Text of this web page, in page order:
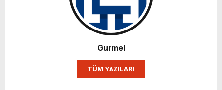
Karın yüzde 25’i Gazzeye Bağışlıyoruz
Sizlerin desteği ile…
Gurmel
TÜM YAZILARI